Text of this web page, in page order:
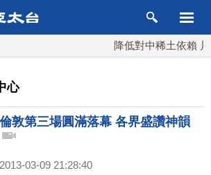
降低對中稀土依賴 川
心
倫敦第三場圓滿落幕 各界盛讚神韻
2013-03-09 21:28:40